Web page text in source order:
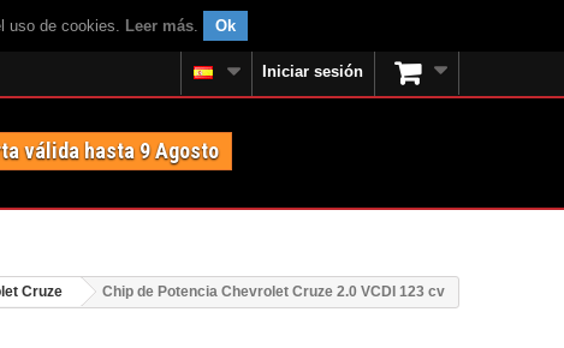
uso de cookies. Leer más. Ok
Iniciar sesión
válida hasta 9 Agosto
Cruze Chip de Potencia Chevrolet Cruze 2.0 VCDI 123 cv